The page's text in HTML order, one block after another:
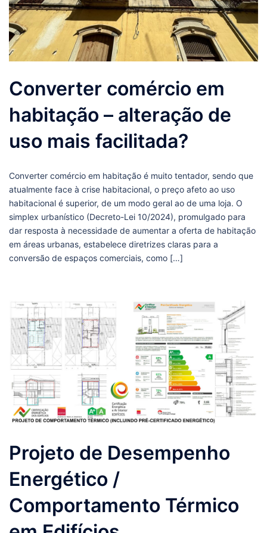
Converter comércio em
habitação – alteração de
uso mais facilitada?
Converter comércio em habitação é muito tentador, sendo que
atualmente face à crise habitacional, o preço afeto ao uso
habitacional é superior, de um modo geral ao de uma loja. O
simplex urbanístico (Decreto-Lei 10/2024), promulgado para
dar resposta à necessidade de aumentar a oferta de habitação
em áreas urbanas, estabelece diretrizes claras para a
conversão de espaços comerciais, como […]
Projeto de Desempenho
Energético /
Comportamento Térmico